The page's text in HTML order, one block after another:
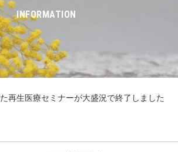
INFORMATION
再生医療セミナーが大盛況で終了しました